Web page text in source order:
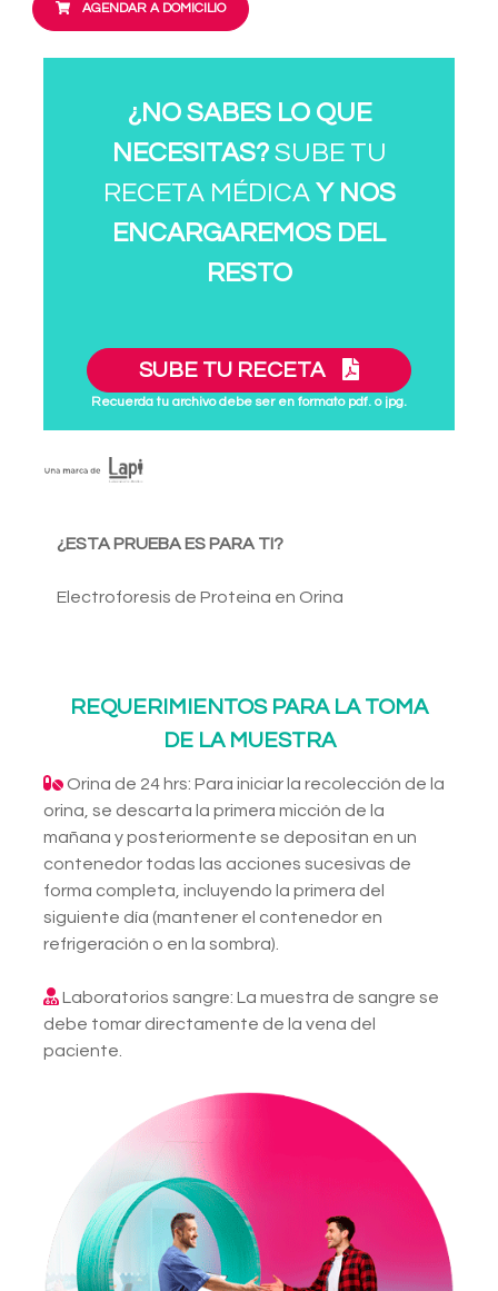
AGENDAR A DOMICILIO
¿NO SABES LO QUE
NECESITAS?SUBE TU
RECETA MÉDICA Y NOS
ENCARGAREMOS DEL
RESTO
SUBE TU RECETA
Recuerda tu archivo debe ser en formato pdf. o jpg.
¿ESTA PRUEBA ES PARA TI?
Electroforesis de Proteina en Orina
REQUERIMIENTOS PARA LA TOMA
DE LA MUESTRA
Orina de 24 hrs: Para iniciar la recolección de la
orina, se descarta la primera micción de la
mañana y posteriormente se depositan en un
contenedor todas las acciones sucesivas de
forma completa, incluyendo la primera del
siguiente día (mantener el contenedor en
refrigeración o en la sombra).
Laboratorios sangre: La muestra de sangre se
debe tomar directamente de la vena del
paciente.